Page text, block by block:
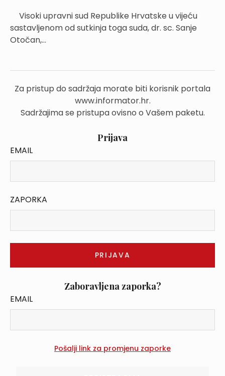
Visoki upravni sud Republike Hrvatske u vijeću
sastavljenom od sutkinja toga suda, dr. sc. Sanje
Otočan,...
Za pristup do sadržaja morate biti korisnik portala
www.informator.hr.
Sadržajima se pristupa ovisno o Vašem paketu.
Prijava
EMAIL
ZAPORKA
Zaboravljena zaporka?
EMAIL